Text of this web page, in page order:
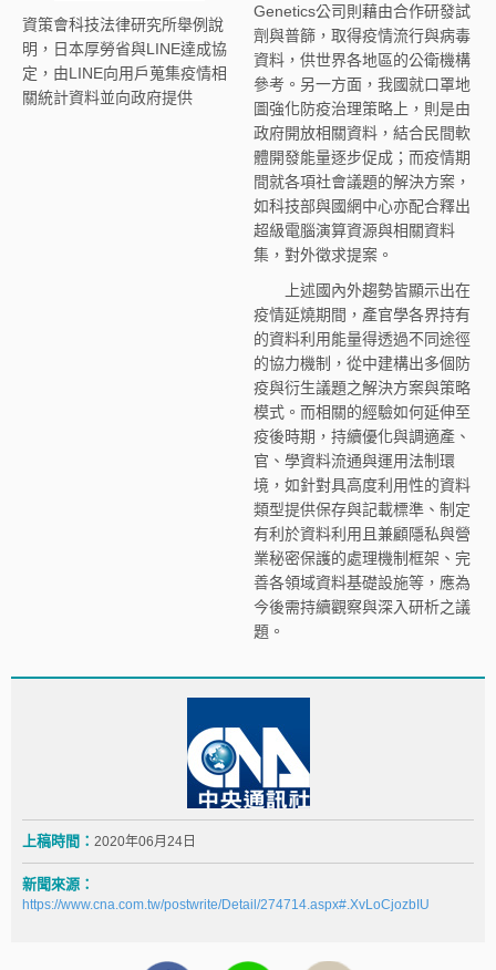
資策會科技法律研究所舉例說
明，日本厚勞省與LINE達成協
定，由LINE向用戶蒐集疫情相
關統計資料並向政府提供
Genetics公司則藉由合作研發試
劑與普篩，取得疫情流行與病毒
資料，供世界各地區的公衛機構
參考。另一方面，我國就口罩地
圖強化防疫治理策略上，則是由
政府開放相關資料，結合民間軟
體開發能量逐步促成；而疫情期
間就各項社會議題的解決方案，
如科技部與國網中心亦配合釋出
超級電腦演算資源與相關資料
集，對外徵求提案。
上述國內外趨勢皆顯示出在
疫情延燒期間，產官學各界持有
的資料利用能量得透過不同途徑
的協力機制，從中建構出多個防
疫與衍生議題之解決方案與策略
模式。而相關的經驗如何延伸至
疫後時期，持續優化與調適產、
官、學資料流通與運用法制環
境，如針對具高度利用性的資料
類型提供保存與記載標準、制定
有利於資料利用且兼顧隱私與營
業秘密保護的處理機制框架、完
善各領域資料基礎設施等，應為
今後需持續觀察與深入研析之議
題。
上稿時間： 2020年06月24日
新聞來源：
https://www.cna.com.tw/postwrite/Detail/274714.aspx#.XvLoCjozbIU